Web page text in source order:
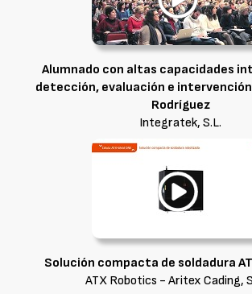
Alumnado con altas capacidades
detección, evaluación e
Rodríguez
Integratek, S.L.
Solución compacta de soldadura
ATX Robotics - Aritex Cading,